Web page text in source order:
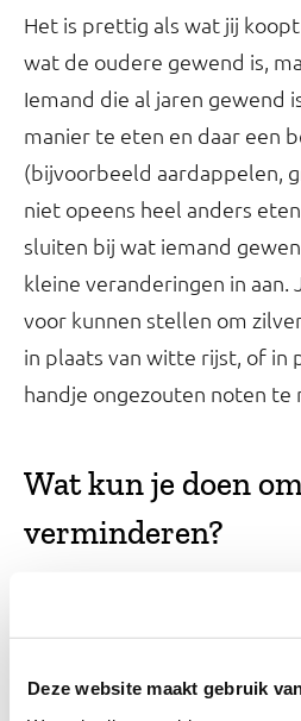
Deze website maakt gebruik
Het is prettig als wat jij
wat de oudere gewend is,
Iemand die al jaren gewend
manier te eten en daar een
(bijvoorbeeld aardappelen,
niet opeens heel anders
sluiten bij wat iemand
kleine veranderingen in aan.
voor kunnen stellen om
in plaats van witte rijst, of in
handje ongezouten noten te
Wat kun je doen
verminderen?
normen en waarden
verplaatsen en keuzevrijheid